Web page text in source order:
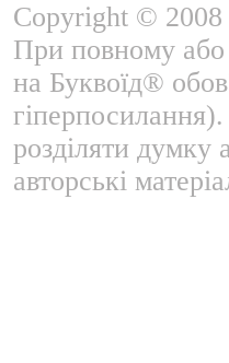
Copyright © 2008
При повному або
на Буквоїд®
розділяти думку
авторські